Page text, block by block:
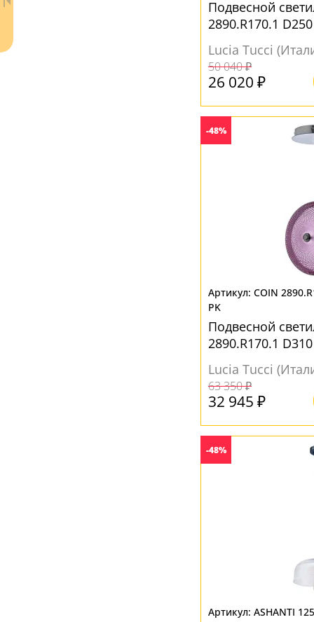
Подвесной
2890.R170.1
Lucia Tucci
50 040 ₽
26 020 ₽
-48%
COIN
PK
Подвесной
2890.R170.1
Lucia Tucci
63 350 ₽
32 945 ₽
-48%
ASHANTI